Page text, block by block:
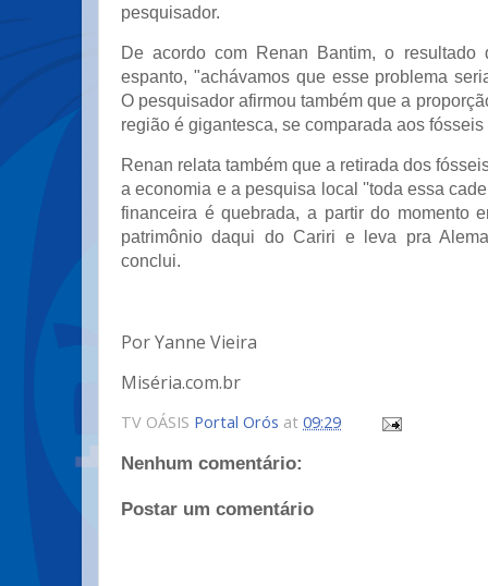
pesquisador.
De acordo com Renan Bantim, o resultado
espanto, "achávamos que esse problema
O pesquisador afirmou também que a
região é gigantesca, se comparada aos
Renan relata também que a retirada dos
a economia e a pesquisa local ''toda essa
financeira é quebrada, a partir do momento
patrimônio daqui do Cariri e leva pra
conclui.
Por Yanne Vieira
Miséria.com.br
TV OÁSIS Portal Orós at 09:29
Nenhum comentário:
Postar um comentário